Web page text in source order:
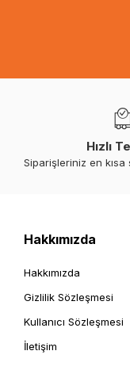
Hızlı
Siparişleriniz en kısa
Hakkımızda
Hakkımızda
Gizlilik Sözleşmesi
Kullanıcı Sözleşmesi
İletişim